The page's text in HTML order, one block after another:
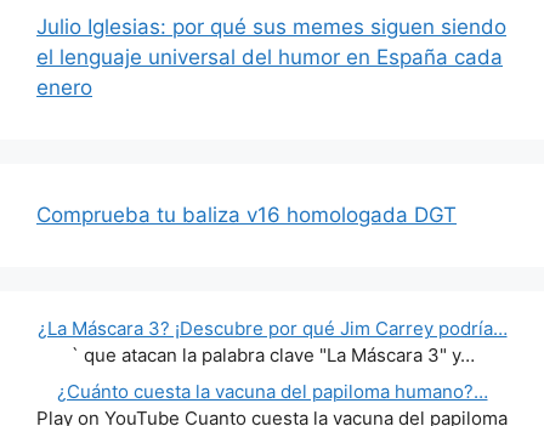
Julio Iglesias: por qué sus memes siguen siendo
el lenguaje universal del humor en España cada
enero
Comprueba tu baliza v16 homologada DGT
¿La Máscara 3? ¡Descubre por qué Jim Carrey podría…
` que atacan la palabra clave "La Máscara 3" y…
¿Cuánto cuesta la vacuna del papiloma humano?…
Play on YouTube Cuanto cuesta la vacuna del papiloma